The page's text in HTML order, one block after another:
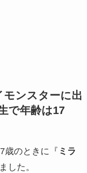
ンスターに出
で年齢は17
歳のときに『 ミラ
した。